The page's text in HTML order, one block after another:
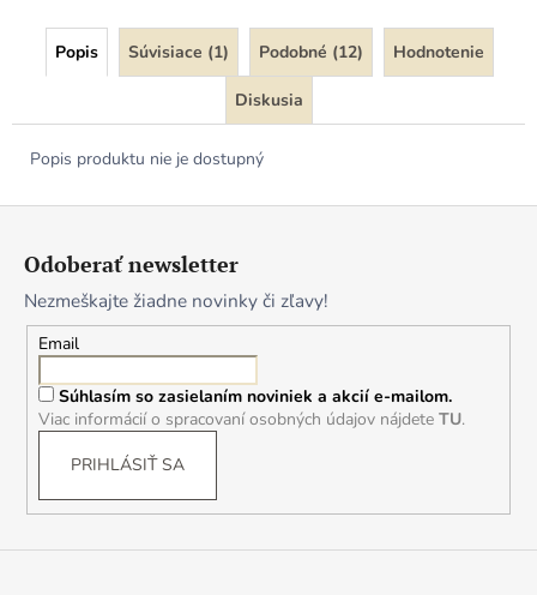
Popis Súvisiace (1) Podobné (12) Hodnotenie
Diskusia
Popis produktu nie je dostupný
Odoberať newsletter
Nezmeškajte žiadne novinky či zľavy!
Email
Súhlasím so zasielaním noviniek a akcií e-mailom.
Viac informácií o spracovaní osobných údajov nájdete TU.
PRIHLÁSIŤ SA